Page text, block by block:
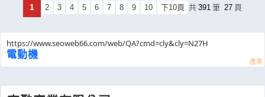
1 2 3 4 5 6 7 8 9 10 下10頁 共 391 筆 27 頁
https://www.seoweb66.com/web/QA?cmd=cly&cly=N27H
電動機